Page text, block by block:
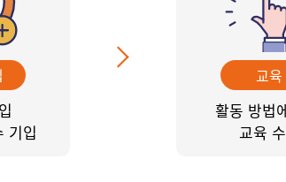
기입
교육
활동 방법
교육